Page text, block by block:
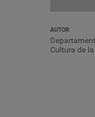
AUTOR
Cultura de